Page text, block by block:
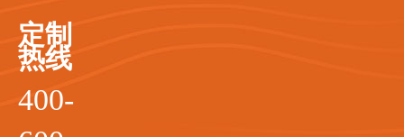
定制
热线
400-